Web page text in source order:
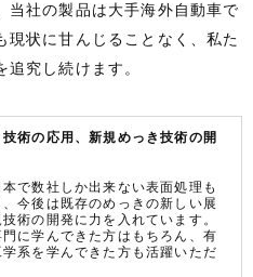
当社の製品は大手海外自動車で
現状に甘んじることなく、私た
究し続けます。
技術の応用、新規めっき技術の開
で数社しか出来ない表面処理も
今後は既存のめっきの新しい展
術の開発に力を入れています。
に学んできた方はもちろん、有
系を学んできた方も活躍いただ